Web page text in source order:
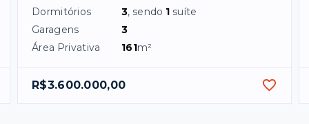
Dormitórios 3, sendo 1 suíte
Garagens
3
Área Privativa
161m²
R$3.600.000,00